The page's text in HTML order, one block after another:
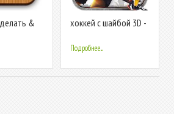
&
хоккей с шайбой 3D -
Подробнее...